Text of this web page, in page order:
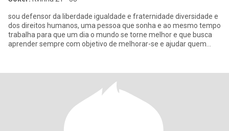
sou defensor da liberdade igualdade e fraternidade diversidade e
dos direitos humanos, uma pessoa que sonha e ao mesmo tempo
trabalha para que um dia o mundo se torne melhor e que busca
aprender sempre com objetivo de melhorar-se e ajudar quem